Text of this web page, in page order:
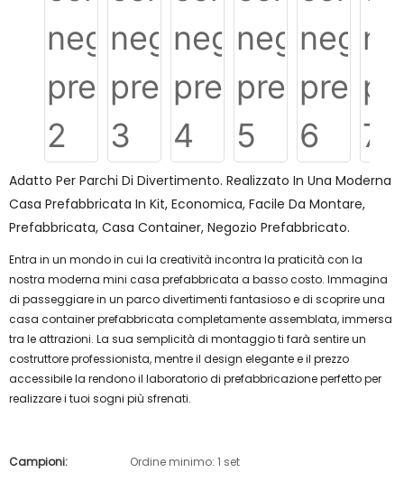
Adatto Per Parchi Di Divertimento. Realizzato In Una Moderna
Casa Prefabbricata In Kit, Economica, Facile Da Montare,
Prefabbricata, Casa Container, Negozio Prefabbricato.
Entra in un mondo in cui la creatività incontra la praticità con la
nostra moderna mini casa prefabbricata a basso costo. Immagina
di passeggiare in un parco divertimenti fantasioso e di scoprire una
casa container prefabbricata completamente assemblata, immersa
tra le attrazioni. La sua semplicità di montaggio ti farà sentire un
costruttore professionista, mentre il design elegante e il prezzo
accessibile la rendono il laboratorio di prefabbricazione perfetto per
realizzare i tuoi sogni più sfrenati.
Campioni:
Ordine minimo: 1 set